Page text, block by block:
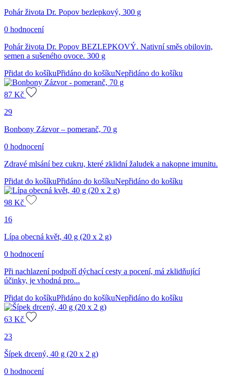
Pohár života Dr. Popov bezlepkový, 300 g
0 hodnocení
Pohár života Dr. Popov BEZLEPKOVÝ. Nativní směs obilovin,
semen a sušeného ovoce. 300 g
Přidat do košíkuPřidáno do košíkuNepřidáno do košíku
87 Kč
29
Bonbony Zázvor – pomeranč, 70 g
0 hodnocení
Zdravé mlsání bez cukru, které zklidní žaludek a nakopne imunitu.
Přidat do košíkuPřidáno do košíkuNepřidáno do košíku
98 Kč
16
Lípa obecná květ, 40 g (20 x 2 g)
0 hodnocení
Při nachlazení podpoří dýchací cesty a pocení, má zklidňující
účinky, je vhodná pro...
Přidat do košíkuPřidáno do košíkuNepřidáno do košíku
63 Kč
23
Šípek drcený, 40 g (20 x 2 g)
0 hodnocení